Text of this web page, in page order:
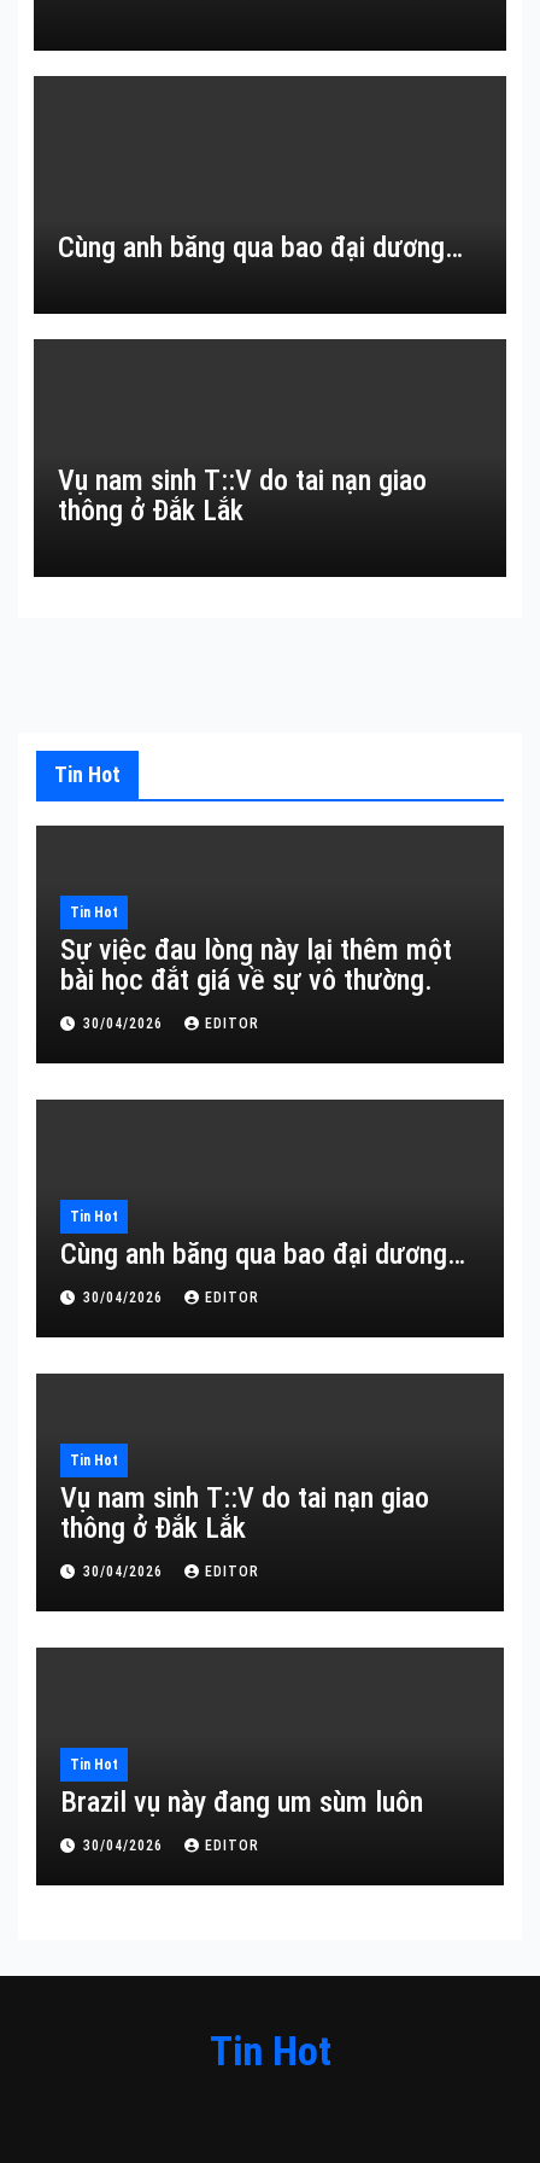
Cùng anh băng qua bao đại dương…
Vụ nam sinh T::V do tai nạn giao
thông ở Đắk Lắk
Tin Hot
Tin Hot
Sự việc đau lòng này lại thêm một
bài học đắt giá về sự vô thường.
30/04/2026 EDITOR
Tin Hot
Cùng anh băng qua bao đại dương…
30/04/2026 EDITOR
Tin Hot
Vụ nam sinh T::V do tai nạn giao
thông ở Đắk Lắk
30/04/2026 EDITOR
Tin Hot
Brazil vụ này đang um sùm luôn
30/04/2026 EDITOR
Tin Hot